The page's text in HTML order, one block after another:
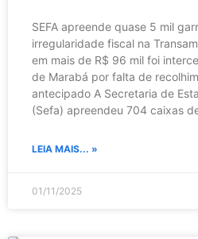
SEFA apreende quase 5 mil
irregularidade fiscal na
em mais de R$ 96 mil foi
de Marabá por falta de
antecipado A Secretaria de
(Sefa) apreendeu 704 caixas
LEIA MAIS... »
01/11/2025